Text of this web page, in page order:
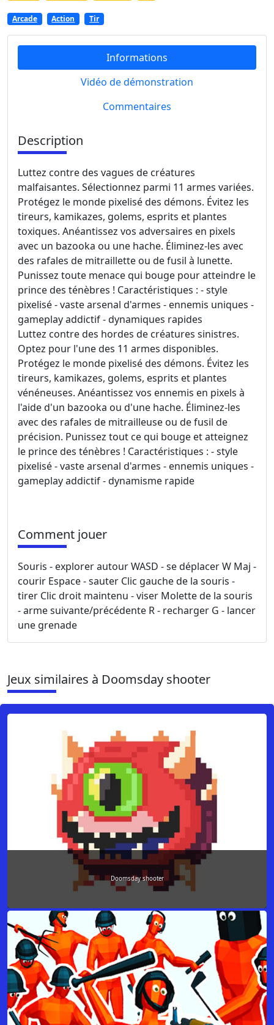
Arcade Action Tir
Informations
Vidéo de démonstration
Commentaires
Description
Luttez contre des vagues de créatures
malfaisantes. Sélectionnez parmi 11 armes variées.
Protégez le monde pixelisé des démons. Évitez les
tireurs, kamikazes, golems, esprits et plantes
toxiques. Anéantissez vos adversaires en pixels
avec un bazooka ou une hache. Éliminez-les avec
des rafales de mitraillette ou de fusil à lunette.
Punissez toute menace qui bouge pour atteindre le
prince des ténèbres ! Caractéristiques : - style
pixelisé - vaste arsenal d'armes - ennemis uniques -
gameplay addictif - dynamiques rapides
Luttez contre des hordes de créatures sinistres.
Optez pour l'une des 11 armes disponibles.
Protégez le monde pixelisé des démons. Évitez les
tireurs, kamikazes, golems, esprits et plantes
vénéneuses. Anéantissez vos ennemis en pixels à
l'aide d'un bazooka ou d'une hache. Éliminez-les
avec des rafales de mitrailleuse ou de fusil de
précision. Punissez tout ce qui bouge et atteignez
le prince des ténèbres ! Caractéristiques : - style
pixelisé - vaste arsenal d'armes - ennemis uniques -
gameplay addictif - dynamisme rapide
Comment jouer
Souris - explorer autour WASD - se déplacer W Maj -
courir Espace - sauter Clic gauche de la souris -
tirer Clic droit maintenu - viser Molette de la souris
- arme suivante/précédente R - recharger G - lancer
une grenade
Jeux similaires à Doomsday shooter
Doomsday shooter